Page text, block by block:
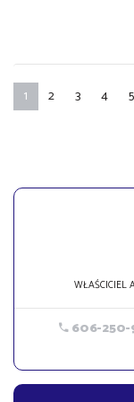
1 2 3 4 5
WŁAŚCICIEL
606-